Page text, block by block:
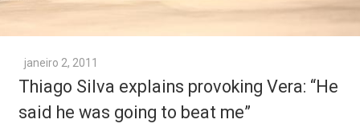
janeiro 2, 2011
Thiago Silva explains provoking Vera: “He
said he was going to beat me”